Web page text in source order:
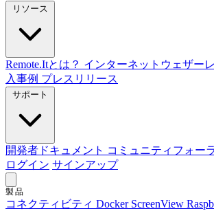
Remote.Itとは？ インターネットウェザー
入事例 プレスリリース
開発者ドキュメント コミュニティフォー
ログイン サインアップ
製品
コネクティビティ Docker ScreenView